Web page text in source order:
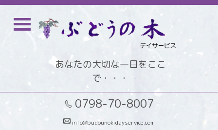
あなたの大切な一日をここ
で・・・
0798-70-8007
info@budounokidayservice.com